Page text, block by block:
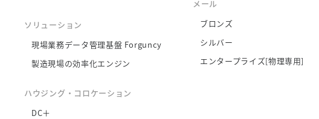
ソリューション
現場業務データ管理基盤 Forguncy
製造現場の効率化エンジン
ハウジング・コロケーション
DC＋
メール
ブロンズ
シルバー
エンタープライズ[物理専用]